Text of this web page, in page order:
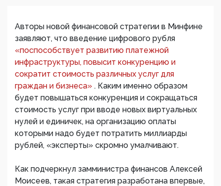
Авторы новой финансовой стратегии в Минфине
заявляют, что введение цифрового рубля
«поспособствует развитию платежной
инфраструктуры, повысит конкуренцию и
сократит стоимость различных услуг для
граждан и бизнеса» . Каким именно образом
будет повышаться конкуренция и сокращаться
стоимость услуг при вводе новых виртуальных
нулей и единичек, на организацию оплаты
которыми надо будет потратить миллиарды
рублей, «эксперты» скромно умалчивают.
Как подчеркнул замминистра финансов Алексей
Моисеев, такая стратегия разработана впервые,